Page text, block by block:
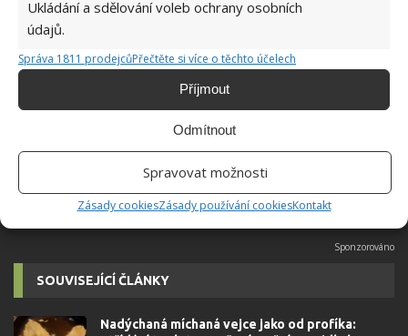
Ukládání a sdělování voleb ochrany osobních
údajů.
Správa 1811 prodejcůPřečtěte si více o těchto účelech
Příjmout
Odmítnout
Spravovat možnosti
Zásady cookiesZásady používání cookiesKontakt
univerzity, který je již od malička
velkým kutilem. V podstatě vše, co je
možné najít v j...
SOUVISEJÍCÍ ČLÁNKY
Nadýchaná míchaná vejce jako od profíka: